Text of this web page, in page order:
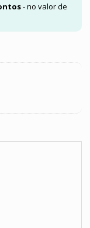
- no valor de